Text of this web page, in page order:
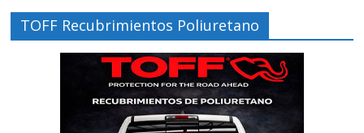
TOFF Recubrimientos Poliuretano